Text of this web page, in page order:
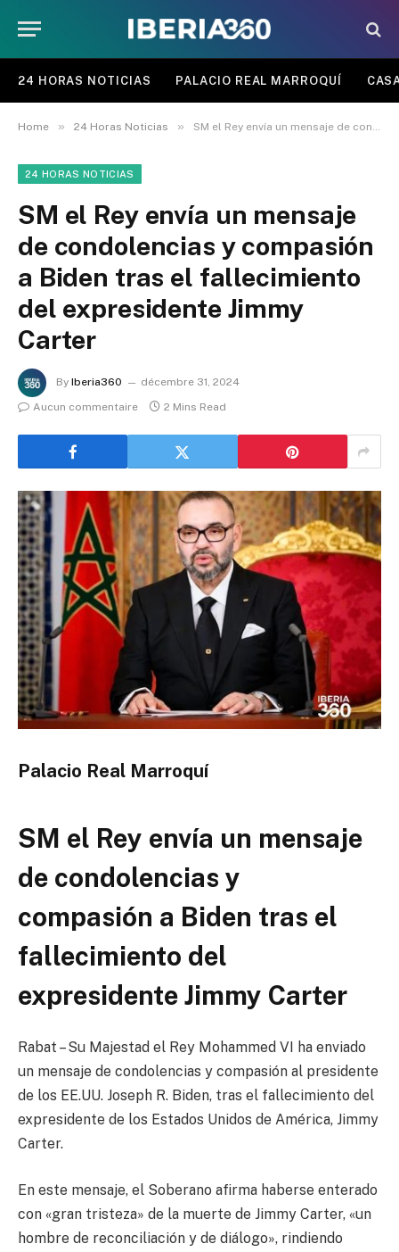
24 HORAS NOTICIAS PALACIO REAL MARROQUÍ
Home » 24 Horas Noticias » SM el Rey envía un mensaje de condolencias y compasión a Biden tras el fallecimiento del expresidente Jimmy Carter
24 HORAS NOTICIAS
SM el Rey envía un mensaje
de condolencias y compasión
a Biden tras el fallecimiento
del expresidente Jimmy
Carter
By Iberia360
décembre 31, 2024
Aucun commentaire
2 Mins Read
Palacio Real Marroquí
SM el Rey envía un mensaje
de condolencias y
compasión a Biden tras el
fallecimiento del
expresidente Jimmy Carter
Rabat – Su Majestad el Rey Mohammed VI ha enviado
un mensaje de condolencias y compasión al presidente
de los EE.UU. Joseph R. Biden, tras el fallecimiento del
expresidente de los Estados Unidos de América, Jimmy
Carter.
En este mensaje, el Soberano afirma haberse enterado
con «gran tristeza» de la muerte de Jimmy Carter, «un
hombre de reconciliación y de diálogo», rindiendo